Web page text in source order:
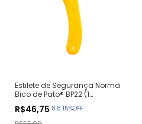
Estilete de Segurança Norma
Bico de Pato® BP22 (1
R$46,75 8.8 15%OFF